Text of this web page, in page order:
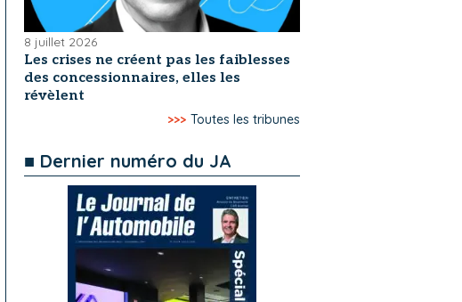
8 juillet 2026
Les crises ne créent pas les faiblesses
des concessionnaires, elles les
révèlent
>>> Toutes les tribunes
■ Dernier numéro du JA